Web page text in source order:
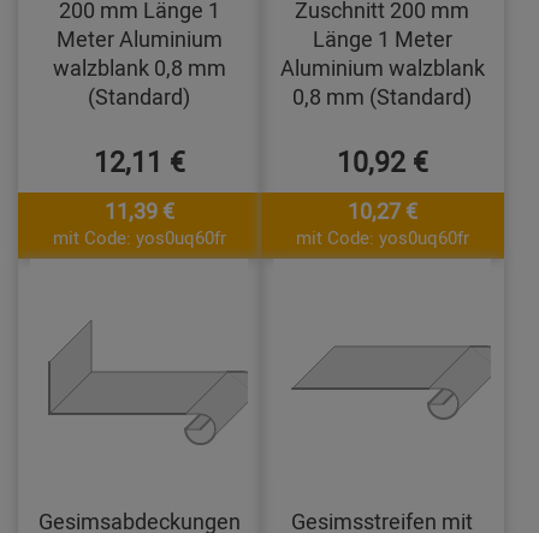
200 mm Länge 1
Meter Aluminium
walzblank 0,8 mm
(Standard)
12,11 €
11,39 €
mit Code: yos0uq60fr
Zuschnitt 200 mm
Länge 1 Meter
Aluminium walzblank
0,8 mm (Standard)
10,92 €
10,27 €
mit Code: yos0uq60fr
Gesimsabdeckungen
Gesimsstreifen mit